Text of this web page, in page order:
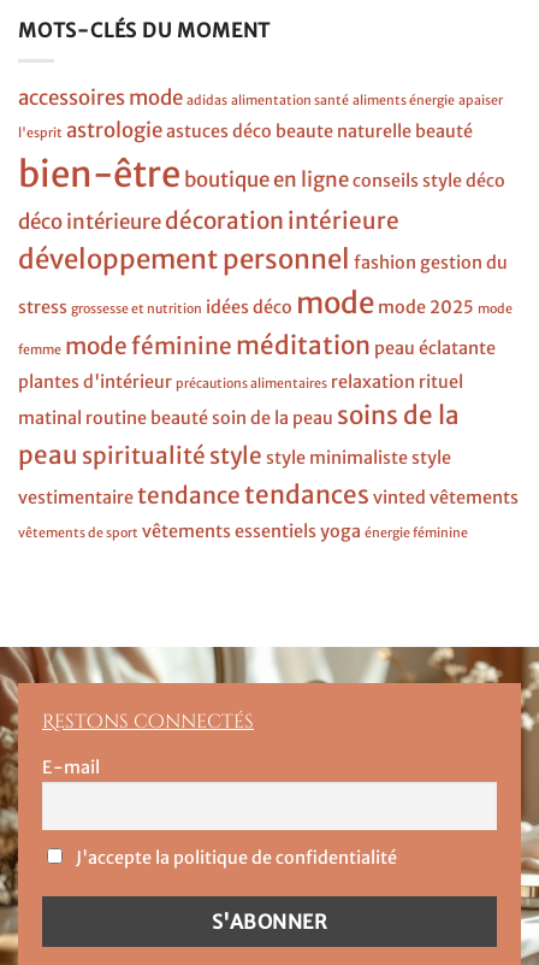
MOTS-CLÉS DU MOMENT
accessoires mode adidas alimentation santé aliments énergie apaiser
l'esprit astrologieastuces déco beaute naturelle beauté
bien-être boutique en ligneconseils styledéco
déco intérieuredécoration intérieure
développement personnel fashion gestion du
stress grossesse et nutrition idées déco mode mode 2025 mode
femme mode féminine méditation peau éclatante
plantes d'intérieur précautions alimentaires relaxation rituel
matinal routine beautésoin de la peau soins de la
peau spiritualité style style minimalistestyle
vestimentairetendancetendances vinted vêtements
vêtements de sport vêtements essentielsyoga énergie féminine
Restons connectés
E-mail
J'accepte la politique de confidentialité